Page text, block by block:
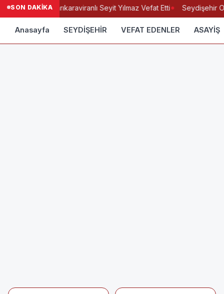
SON DAKİKAYukarıkaraviranlı Seyit Yılmaz Vefat Etti Seydişehir
Anasayfa SEYDİŞEHİR VEFAT EDENLER ASAYİŞ